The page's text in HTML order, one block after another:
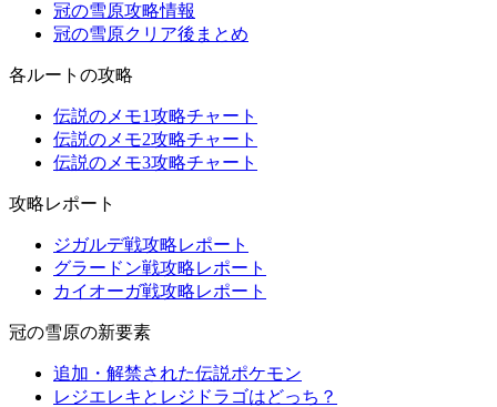
冠の雪原攻略情報
冠の雪原クリア後まとめ
各ルートの攻略
伝説のメモ1攻略チャート
伝説のメモ2攻略チャート
伝説のメモ3攻略チャート
攻略レポート
ジガルデ戦攻略レポート
グラードン戦攻略レポート
カイオーガ戦攻略レポート
冠の雪原の新要素
追加・解禁された伝説ポケモン
レジエレキとレジドラゴはどっち？